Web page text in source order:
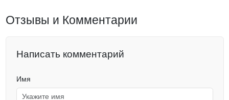
Отзывы и Комментарии
Написать комментарий
Имя